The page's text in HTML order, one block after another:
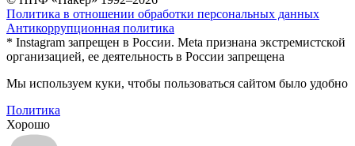
Политика в отношении обработки персональных данных
Антикоррупционная политика
* Instagram запрещен в России. Meta признана экстремистской
организацией, ее деятельность в России запрещена
Мы используем куки, чтобы пользоваться сайтом было удобно
Политика
Хорошо